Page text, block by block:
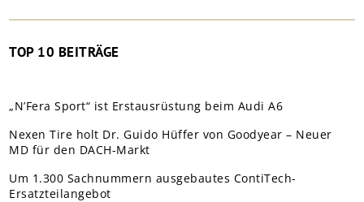
TOP 10 BEITRÄGE
„N’Fera Sport“ ist Erstausrüstung beim Audi A6
Nexen Tire holt Dr. Guido Hüffer von Goodyear – Neuer
MD für den DACH-Markt
Um 1.300 Sachnummern ausgebautes ContiTech-
Ersatzteilangebot